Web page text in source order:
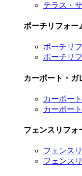
テラス・
ポーチリフォー
ポーチリ
ポーチリ
カーポート・ガ
カーポー
カーポー
フェンスリフォ
フェンス
フェンス